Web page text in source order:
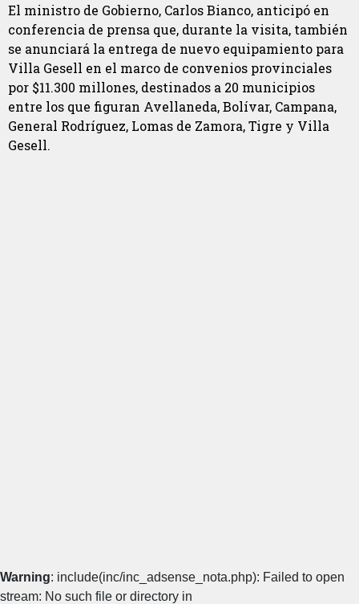
El ministro de Gobierno, Carlos Bianco, anticipó en
conferencia de prensa que, durante la visita, también
se anunciará la entrega de nuevo equipamiento para
Villa Gesell en el marco de convenios provinciales
por $11.300 millones, destinados a 20 municipios
entre los que figuran Avellaneda, Bolívar, Campana,
General Rodríguez, Lomas de Zamora, Tigre y Villa
Gesell.
Warning: include(inc/inc_adsense_nota.php): Failed to open
stream: No such file or directory in